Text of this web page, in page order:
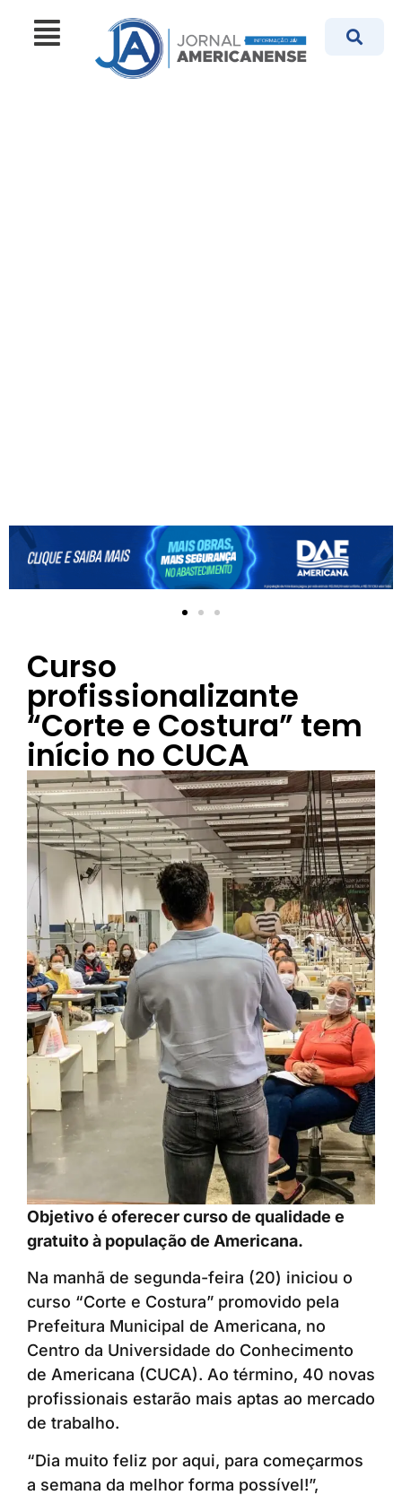
Curso
profissionalizante
“Corte e Costura” tem
início no CUCA
Objetivo é oferecer curso de qualidade e
gratuito à população de Americana.
Na manhã de segunda-feira (20) iniciou o
curso “Corte e Costura” promovido pela
Prefeitura Municipal de Americana, no
Centro da Universidade do Conhecimento
de Americana (CUCA). Ao término, 40 novas
profissionais estarão mais aptas ao mercado
de trabalho.
“Dia muito feliz por aqui, para começarmos
a semana da melhor forma possível!”,